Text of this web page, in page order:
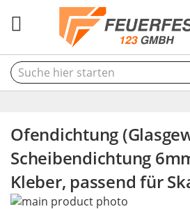
Ofendichtung
Scheibendichtung
Kleber, passend für
Skip